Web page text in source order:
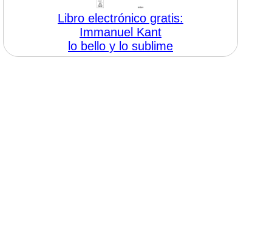
Libro electrónico gratis:
Immanuel Kant
lo bello y lo sublime